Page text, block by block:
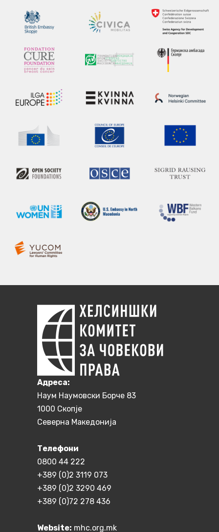
Aдреса:
Наум Наумовски Борче 83
1000 Скопје
Северна Македонија
Телефони
0800 44 222
+389 (0)2 3119 073
+389 (0)2 3290 469
+389 (0)72 278 436
Website: mhc.org.mk